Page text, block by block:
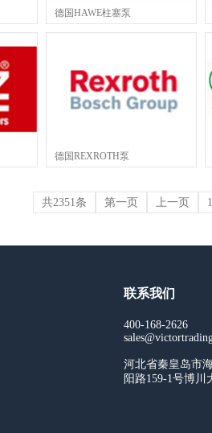
德国HAWE柱塞泵
德国REXROTH泵
共2351条 第一页 上一页
联系我们
400-168-2626
河北省秦皇岛市
阳路159-1号博川